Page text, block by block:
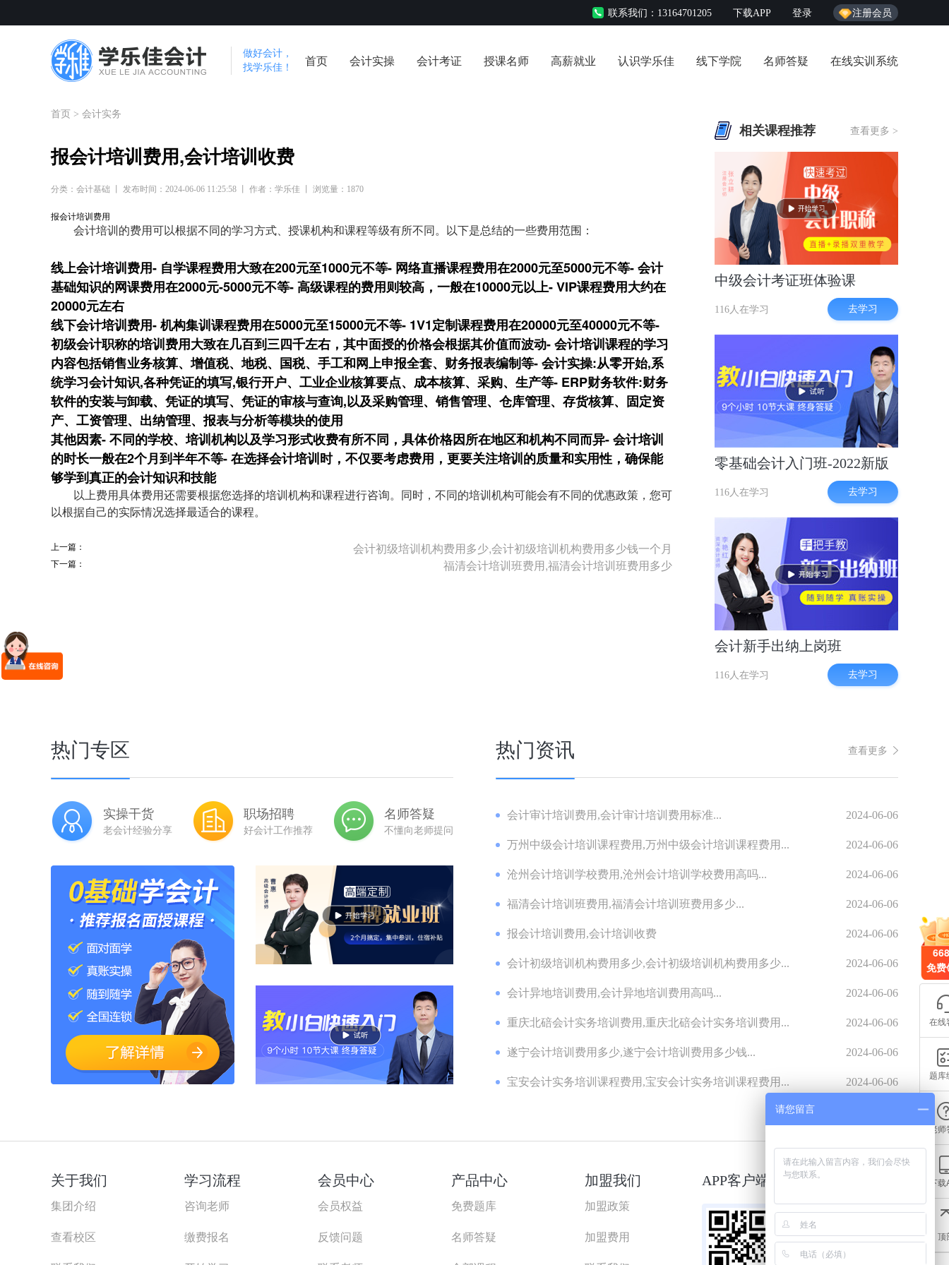
免费
在线
题库
老师
下
顶
联系我们：13164701205 下载APP 登录 注册会员
做好会计，
找学乐佳！
首页 会计实操 会计考证 授课名师 高薪就业 认识学乐佳 线下学院 名师答疑 在线实训系统
首页 > 会计实务
报会计培训费用,会计培训收费
分类：会计基础 丨 发布时间：2024-06-06 11:25:58 丨 作者：学乐佳 丨 浏览量：1870
报会计培训费用
会计培训的费用可以根据不同的学习方式、授课机构和课程等级有所不同。以下是总结的一些费用范围：
线上会计培训费用- 自学课程费用大致在200元至1000元不等- 网络直播课程费用在2000元至5000元不等- 会计
基础知识的网课费用在2000元-5000元不等- 高级课程的费用则较高，一般在10000元以上- VIP课程费用大约在
20000元左右
线下会计培训费用- 机构集训课程费用在5000元至15000元不等- 1V1定制课程费用在20000元至40000元不等-
初级会计职称的培训费用大致在几百到三四千左右，其中面授的价格会根据其价值而波动- 会计培训课程的学习
内容包括销售业务核算、增值税、地税、国税、手工和网上申报全套、财务报表编制等- 会计实操:从零开始,系
统学习会计知识,各种凭证的填写,银行开户、工业企业核算要点、成本核算、采购、生产等- ERP财务软件:财务
软件的安装与卸载、凭证的填写、凭证的审核与查询,以及采购管理、销售管理、仓库管理、存货核算、固定资
产、工资管理、出纳管理、报表与分析等模块的使用
其他因素- 不同的学校、培训机构以及学习形式收费有所不同，具体价格因所在地区和机构不同而异- 会计培训
的时长一般在2个月到半年不等- 在选择会计培训时，不仅要考虑费用，更要关注培训的质量和实用性，确保能
够学到真正的会计知识和技能
以上费用具体费用还需要根据您选择的培训机构和课程进行咨询。同时，不同的培训机构可能会有不同的优惠政策，您可
以根据自己的实际情况选择最适合的课程。
上一篇： 会计初级培训机构费用多少,会计初级培训机构费用多少钱一个月
下一篇： 福清会计培训班费用,福清会计培训班费用多少
相关课程推荐 查看更多 >
中级会计考证班体验课
116人在学习 去学习
零基础会计入门班-2022新版
116人在学习 去学习
会计新手出纳上岗班
116人在学习 去学习
热门专区
实操干货
老会计经验分享
职场招聘
好会计工作推荐
名师答疑
不懂向老师提问
热门资讯 查看更多
会计审计培训费用,会计审计培训费用标准... 2024-06-06
万州中级会计培训课程费用,万州中级会计培训课程费用... 2024-06-06
沧州会计培训学校费用,沧州会计培训学校费用高吗... 2024-06-06
福清会计培训班费用,福清会计培训班费用多少... 2024-06-06
报会计培训费用,会计培训收费 2024-06-06
会计初级培训机构费用多少,会计初级培训机构费用多少... 2024-06-06
会计异地培训费用,会计异地培训费用高吗... 2024-06-06
重庆北碚会计实务培训费用,重庆北碚会计实务培训费用... 2024-06-06
遂宁会计培训费用多少,遂宁会计培训费用多少钱... 2024-06-06
宝安会计实务培训课程费用,宝安会计实务培训课程费用... 2024-06-06
关于我们
集团介绍
查看校区
学习流程
咨询老师
缴费报名
会员中心
会员权益
反馈问题
产品中心
免费题库
名师答疑
加盟我们
加盟政策
加盟费用
APP客户端
请您留言